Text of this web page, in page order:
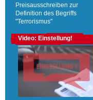
Preisausschreiben zur
Definition des Begriffs
"Terrorismus"
Video: Einstellung!